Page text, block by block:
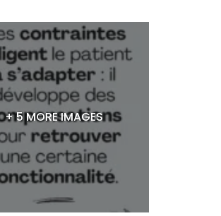
+ 5 MORE IMAGES